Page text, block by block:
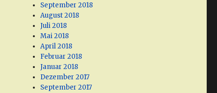
September 2018
August 2018
Juli 2018
Mai 2018
April 2018
Februar 2018
Januar 2018
Dezember 2017
September 2017